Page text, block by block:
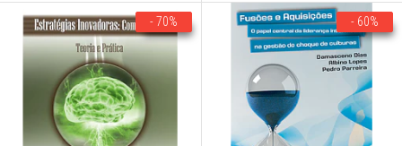
- 70% - 60%